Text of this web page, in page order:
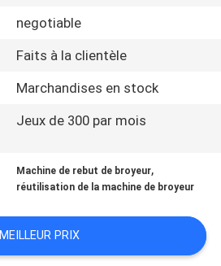
negotiable
Faits à la clientèle
Marchandises en stock
Jeux de 300 par mois
Machine de rebut de broyeur,
réutilisation de la machine de broyeur
MEILLEUR PRIX